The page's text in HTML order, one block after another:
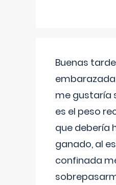
Buenas
embarazada
me gustaría
es el peso
que debería
ganado, al
confinada